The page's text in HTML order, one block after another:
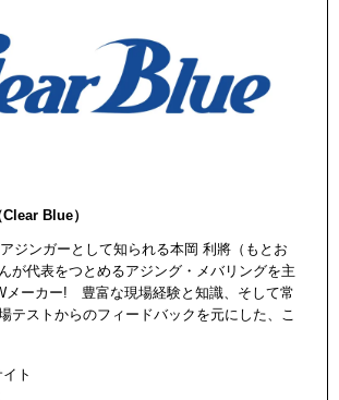
Clear Blue）
ジンガーとして知られる本岡 利將（もとお
が代表をつとめるアジング・メバリングを主
メーカー! 豊富な現場経験と知識、そして常
テストからのフィードバックを元にした、こ
アーを開発・発表中。本社所在地は鹿児島県
ト